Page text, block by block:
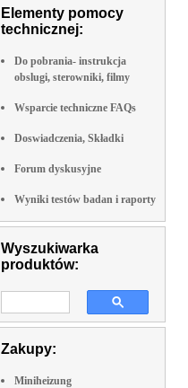
Elementy pomocy
technicznej:
Do pobrania- instrukcja
obslugi, sterowniki, filmy
Wsparcie techniczne FAQs
Doswiadczenia, Składki
Forum dyskusyjne
Wyniki testów badan i raporty
Wyszukiwarka
produktów:
Zakupy:
Miniheizung